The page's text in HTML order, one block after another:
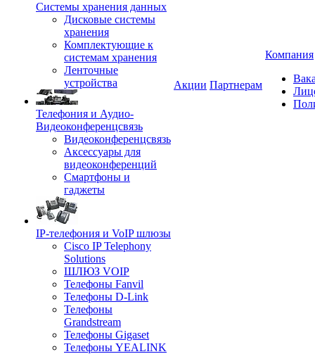
Системы хранения данных
Дисковые системы
хранения
Комплектующие к
системам хранения
Ленточные
устройства
Телефония и Аудио-
Видеоконференцсвязь
Видеоконференцсвязь
Аксессуары для
видеоконференций
Смартфоны и
гаджеты
IP-телефония и VoIP шлюзы
Cisco IP Telephony
Solutions
ШЛЮЗ VOIP
Телефоны Fanvil
Телефоны D-Link
Телефоны
Grandstream
Телефоны Gigaset
Телефоны YEALINK
Акции Партнерам
Компания